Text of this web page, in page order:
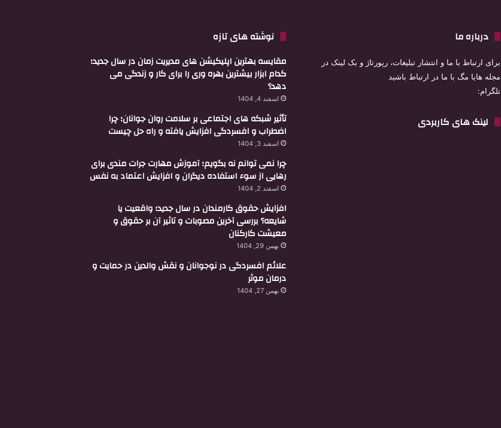
درباره ما
برای ارتباط با ما و انتشار تبلیغات، رپورتاژ و بک لینک در
مجله هایا مگ با ما در ارتباط باشید
تلگرام:
لینک های کاربردی
نوشته های تازه
مقایسه بهترین اپلیکیشن های مدیریت زمان در سال جدید؛
کدام ابزار بیشترین بهره وری را برای کار و زندگی می
دهد؟
اسفند 4, 1404
تأثیر شبکه های اجتماعی بر سلامت روان جوانان؛ چرا
اضطراب و افسردگی افزایش یافته و راه حل چیست
اسفند 3, 1404
چرا نمی توانم نه بگویم؛ آموزش مهارت جرات مندی برای
رهایی از سوء استفاده دیگران و افزایش اعتماد به نفس
اسفند 2, 1404
افزایش حقوق کارمندان در سال جدید؛ واقعیت یا
شایعه؟ بررسی آخرین مصوبات و تاثیر آن بر حقوق و
معیشت کارکنان
بهمن 29, 1404
علائم افسردگی در نوجوانان و نقش والدین در حمایت و
درمان موثر
بهمن 27, 1404